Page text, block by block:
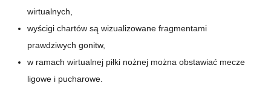
wirtualnych,
wyścigi chartów są wizualizowane fragmentami
prawdziwych gonitw,
w ramach wirtualnej piłki nożnej można obstawiać mecze
ligowe i pucharowe.